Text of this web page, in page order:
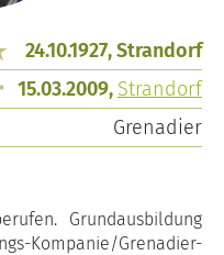
24.10.1927, Strandorf
15.03.2009, Strandorf
Grenadier
Grundausbildung
Kompanie/Grenadier-